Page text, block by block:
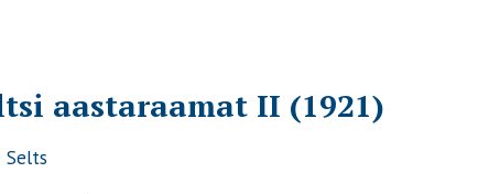
aastaraamat II (1921)
Selts